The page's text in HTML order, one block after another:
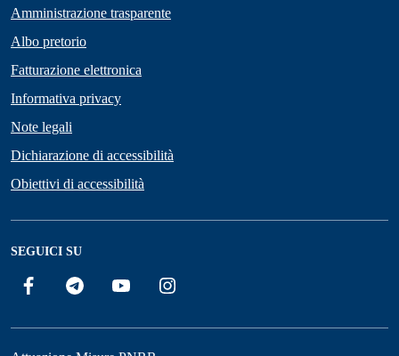
Amministrazione trasparente
Albo pretorio
Fatturazione elettronica
Informativa privacy
Note legali
Dichiarazione di accessibilità
Obiettivi di accessibilità
SEGUICI SU
Facebook Telegram YouTube